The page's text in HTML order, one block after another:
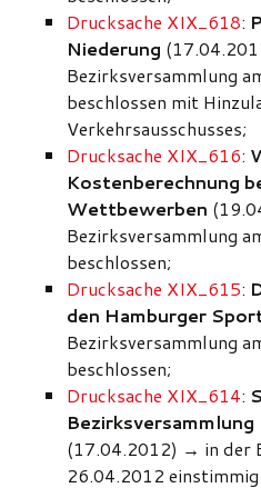
Drucksache XIX_618:
Niederung
Bezirksversammlung
beschlossen mit
Verkehrsausschusses;
Drucksache XIX_616:
Kostenberechnung
Wettbewerben
Bezirksversammlung
beschlossen;
Drucksache XIX_615:
den Hamburger
Bezirksversammlung
beschlossen;
Drucksache XIX_614:
(17.04.2012) → in der
26.04.2012 einstimmig